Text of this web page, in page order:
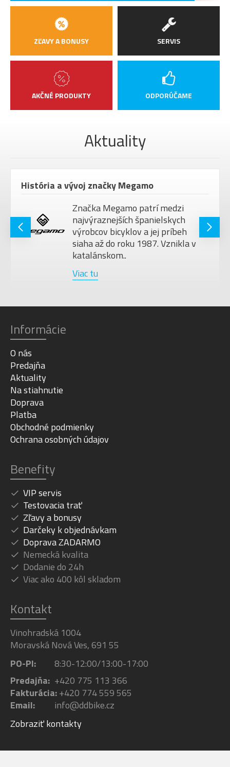
ZĽAVY A BONUSY
AKČNÉ PRODUKTY
SERVIS
ODPORÚČAME
Aktuality
História a vývoj značky Megamo
Značka Megamo patrí medzi
najvýraznejších španielskych
výrobcov bicyklov a jej príbeh
siaha až do roku 1987. Vznikla v
katalánskom..
Viac tu
Informácie
O nás
Predajňa
Aktuality
Na stiahnutie
Doprava
Platba
Obchodné podmienky
Ochrana osobných údajov
Benefity
VIP servis
Testovacia trať
Zľavy a bonusy
Darčeky k objednávkam
Doprava ZADARMO
Nemecká kvalita
Dodanie do 24h
Viac ako 400 kôl skladom
Kontakt
Vinohradská 1004
Moravská Nová Ves, 691 55
PO-PI:
8:30-12:00/13:00-17:00
Predajňa: +420 775 113 366
Fakturácia:+420 774 559 565
Email:
info@ddbike.cz
Zobraziť kontakty